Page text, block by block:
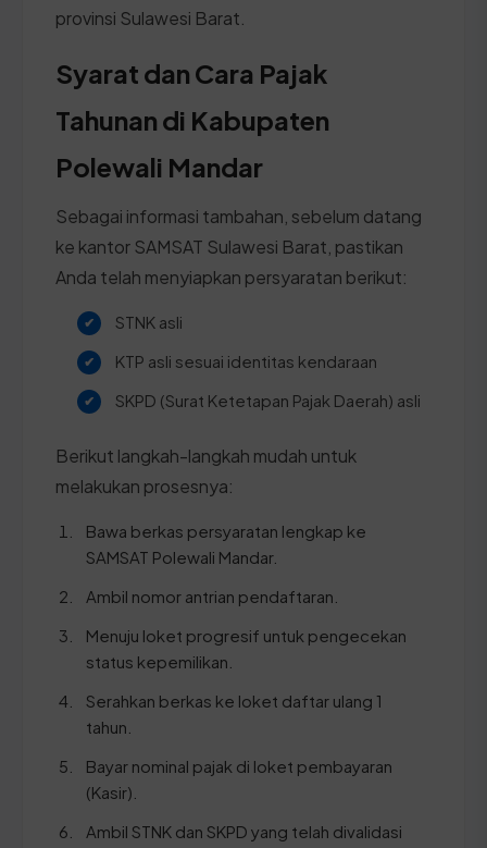
provinsi Sulawesi Barat.
Syarat dan Cara Pajak
Tahunan di Kabupaten
Polewali Mandar
Sebagai informasi tambahan, sebelum datang
ke kantor SAMSAT Sulawesi Barat, pastikan
Anda telah menyiapkan persyaratan berikut:
STNK asli
KTP asli sesuai identitas kendaraan
SKPD (Surat Ketetapan Pajak Daerah) asli
Berikut langkah-langkah mudah untuk
melakukan prosesnya:
Bawa berkas persyaratan lengkap ke
SAMSAT Polewali Mandar.
Ambil nomor antrian pendaftaran.
Menuju loket progresif untuk pengecekan
status kepemilikan.
Serahkan berkas ke loket daftar ulang 1
tahun.
Bayar nominal pajak di loket pembayaran
(Kasir).
Ambil STNK dan SKPD yang telah divalidasi